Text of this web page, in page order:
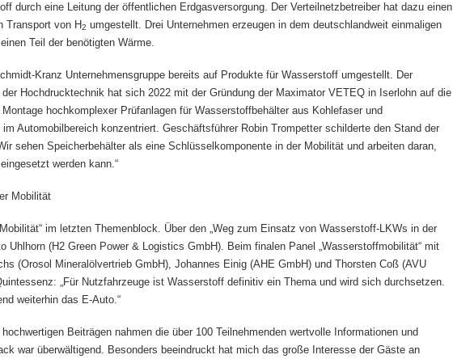
durch eine Leitung der öffentlichen Erdgasversorgung. Der Verteilnetzbetreiber hat dazu einen
Transport von H2 umgestellt. Drei Unternehmen erzeugen in dem deutschlandweit einmaligen
Teil der benötigten Wärme.
Kranz Unternehmensgruppe bereits auf Produkte für Wasserstoff umgestellt. Der
Hochdrucktechnik hat sich 2022 mit der Gründung der Maximator VETEQ in Iserlohn auf die
hochkomplexer Prüfanlagen für Wasserstoffbehälter aus Kohlefaser und
Automobilbereich konzentriert. Geschäftsführer Robin Trompetter schilderte den Stand der
sehen Speicherbehälter als eine Schlüsselkomponente in der Mobilität und arbeiten daran,
werden kann.“
Mobilität
im letzten Themenblock. Über den „Weg zum Einsatz von Wasserstoff-LKWs in der
Uhlhorn (H2 Green Power & Logistics GmbH). Beim finalen Panel „Wasserstoffmobilität“ mit
(Orosol Mineralölvertrieb GmbH), Johannes Einig (AHE GmbH) und Thorsten Coß (AVU
„Für Nutzfahrzeuge ist Wasserstoff definitiv ein Thema und wird sich durchsetzen.
weiterhin das E-Auto.“
Beiträgen nahmen die über 100 Teilnehmenden wertvolle Informationen und
war überwältigend. Besonders beeindruckt hat mich das große Interesse der Gäste an